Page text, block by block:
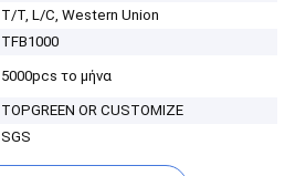
T/T, L/C, Western Union
TFB1000
5000pcs το μήνα
TOPGREEN OR CUSTOMIZE
SGS